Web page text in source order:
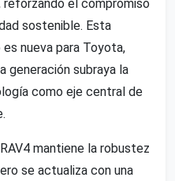
reforzando el compromiso
sostenible. Esta
nueva para Toyota,
generación subraya la
como eje central de
mantiene la robustez
se actualiza con una